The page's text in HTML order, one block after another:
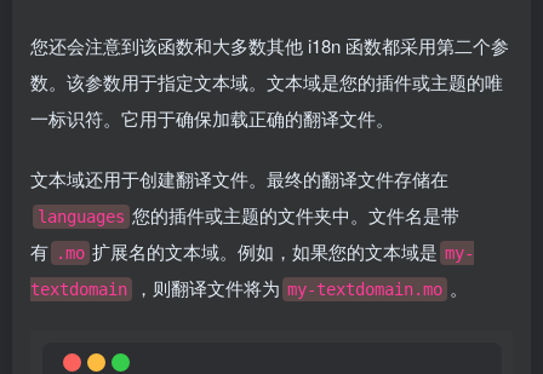
您还会注意到该函数和大多数其他 i18n 函数都采用第二个参
数。该参数用于指定文本域。文本域是您的插件或主题的唯
一标识符。它用于确保加载正确的翻译文件。
文本域还用于创建翻译文件。最终的翻译文件存储在
languages 您的插件或主题的文件夹中。文件名是带
有 .mo 扩展名的文本域。例如，如果您的文本域是 my-
textdomain
，则翻译文件将为 my-textdomain.mo 。